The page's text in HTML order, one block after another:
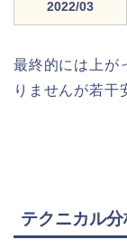
2022/03
最終的には上が
りませんが若干
テクニカル分